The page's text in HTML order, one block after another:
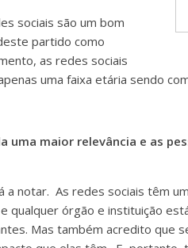
sociais são um bom
partido como
as redes sociais
uma faixa etária sendo
maior relevância e as
a notar. As redes sociais têm
qualquer órgão e instituição
Mas também acredito que